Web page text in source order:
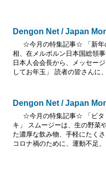
Dengon Net / Japan
☆今月の特集記事☆ 「新年
相、在メルボルン日本国総領
日本人会会長から、メッセー
してお年玉」 読者の皆さんに
Dengon Net / Japan
☆今月の特集記事☆ 「ビタ
キ」 スムージーは、生の野菜
た濃厚な飲み物、手軽にたく
コロナ禍のために、運動不足